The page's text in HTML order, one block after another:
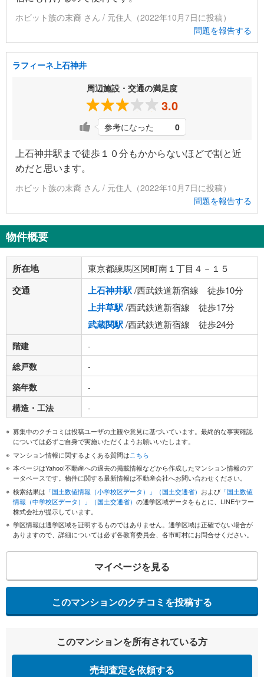
ホビット族の末裔 さん / 元住人（2022年10月7日に投稿）
問題を報告する
ラフィーネ上石神井
周辺施設・交通の満足度
3.0
参考になった 0
上石神井駅まで徒歩１０分もかからないほどで割と近
めだと思います。
ホビット族の末裔 さん / 元住人（2022年10月7日に投稿）
問題を報告する
物件概要
所在地 東京都練馬区関町南１丁目４－１５
交通 上石神井駅/西武鉄道新宿線 徒歩10分
上井草駅/西武鉄道新宿線 徒歩17分
武蔵関駅/西武鉄道新宿線 徒歩24分
階建
-
総戸数
-
築年数
-
構造・工法
-
募集中のクチコミは投稿ユーザの主観や意見に基づいています。最終的な事実確認
については必ずご自身で実施いただくようお願いいたします。
マンション情報に関するよくある質問はこちら
本ページはYahoo!不動産への過去の掲載情報などから作成したマンション情報のデ
ータベースです。物件に関する最新情報は不動産会社へお問い合わせください。
検索結果は 「国土数値情報（小学校区データ）」（国土交通省） および 「国土数値
情報（中学校区データ）」（国土交通省） の通学区域データをもとに、LINEヤフー
株式会社が提示しています。
学区情報は通学区域を証明するものではありません。通学区域は正確でない場合が
ありますので、詳細については必ず各教育委員会、各市町村にお問合せください。
マイページを見る
このマンションのクチコミを投稿する
このマンションを所有されている方
売却査定を依頼する